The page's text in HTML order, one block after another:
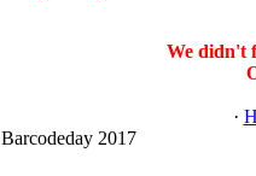
We didn't
·
Barcodeday 2017